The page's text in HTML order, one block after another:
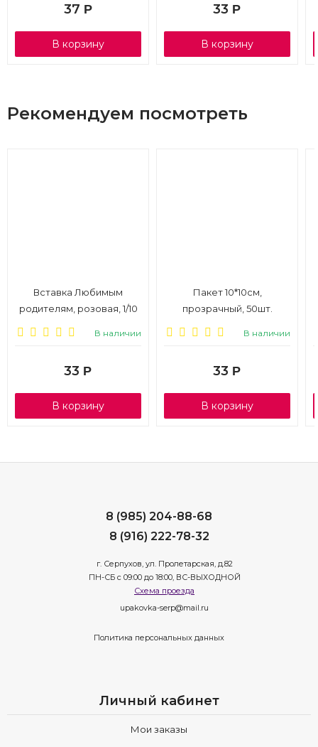
37 Р
В корзину
33 Р
В корзину
Рекомендуем посмотреть
Вставка Любимым
родителям, розовая, 1/10
В наличии
33 Р
В корзину
Пакет 10*10см,
прозрачный, 50шт.
В наличии
33 Р
В корзину
8 (985) 204-88-68
8 (916) 222-78-32
г. Серпухов, ул. Пролетарская, д.82
ПН-СБ с 09:00 до 18:00, ВС-ВЫХОДНОЙ
Схема проезда
upakovka-serp@mail.ru
Политика персональных данных
Личный кабинет
Мои заказы